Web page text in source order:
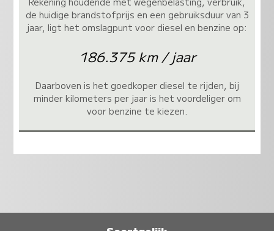
de huidige brandstofprijs en een gebruiksduur van 3
jaar, ligt het omslagpunt voor diesel en benzine op:
186.375 km / jaar
Daarboven is het goedkoper diesel te rijden, bij
minder kilometers per jaar is het voordeliger om
voor benzine te kiezen.